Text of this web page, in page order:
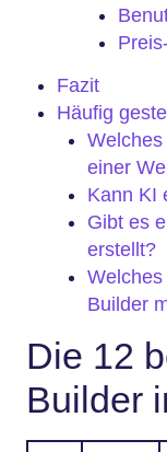
Fazit
Häufig
einer
Kann KI
Gibt es
erstellt?
Builder
Die 12
Builder